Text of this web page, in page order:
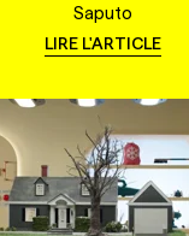
Saputo
LIRE L'ARTICLE